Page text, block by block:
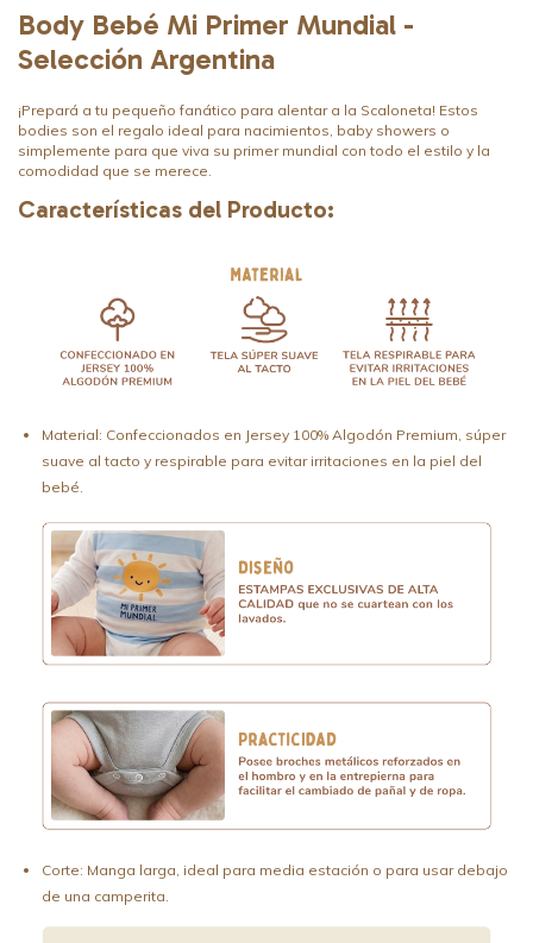
Body Bebé Mi Primer Mundial -
Selección Argentina
¡Prepará a tu pequeño fanático para alentar a la Scaloneta! Estos
bodies son el regalo ideal para nacimientos, baby showers o
simplemente para que viva su primer mundial con todo el estilo y la
comodidad que se merece.
Características del Producto:
Material: Confeccionados en Jersey 100% Algodón Premium, súper
suave al tacto y respirable para evitar irritaciones en la piel del
bebé.
Corte: Manga larga, ideal para media estación o para usar debajo
de una camperita.